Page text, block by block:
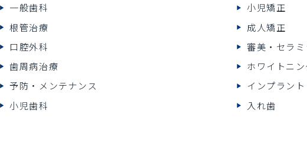
一般歯科
根管治療
口腔外科
歯周病治療
予防・メンテナンス
小児歯科
小児矯正
成人矯正
審美・セラ
ホワイトニン
インプラント
入れ歯